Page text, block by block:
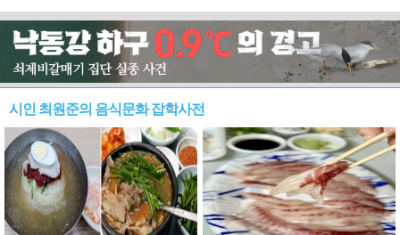
시인 최원준의 음식문화 잡학사전